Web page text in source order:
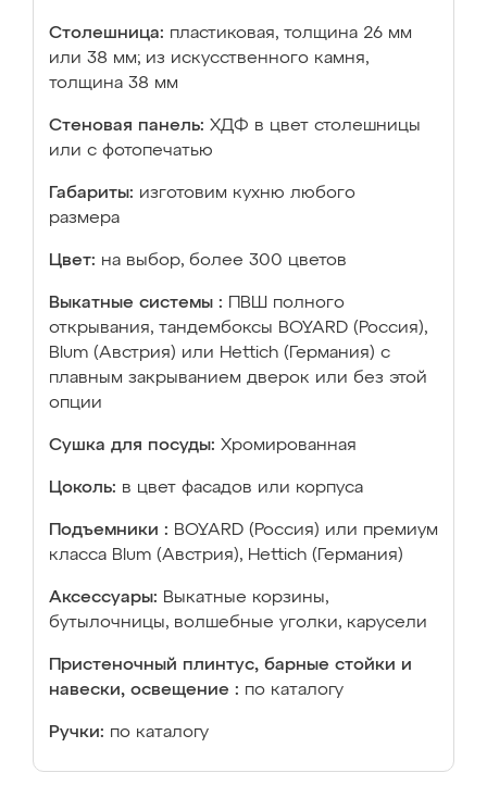
Столешница: пластиковая, толщина 26 мм
или 38 мм; из искусственного камня,
толщина 38 мм
Стеновая панель: ХДФ в цвет столешницы
или с фотопечатью
Габариты: изготовим кухню любого
размера
Цвет: на выбор, более 300 цветов
Выкатные системы :
ПВШ полного
открывания, тандембоксы BOYARD (Россия),
Blum (Австрия) или Hettich (Германия) с
плавным закрыванием дверок или без этой
опции
Сушка для посуды: Хромированная
Цоколь: в цвет фасадов или корпуса
Подъемники : BOYARD (Россия) или премиум
класса Blum (Австрия), Hettich (Германия)
Аксессуары: Выкатные корзины,
бутылочницы, волшебные уголки, карусели
Пристеночный плинтус, барные стойки и
навески, освещение : по каталогу
Ручки: по каталогу